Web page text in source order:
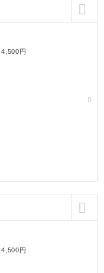
4,500円
4,500円